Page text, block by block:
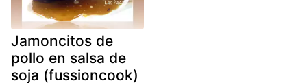
Jamoncitos de
pollo en salsa de
soja (fussioncook)